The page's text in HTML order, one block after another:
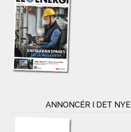
ANNONCÉR I DET